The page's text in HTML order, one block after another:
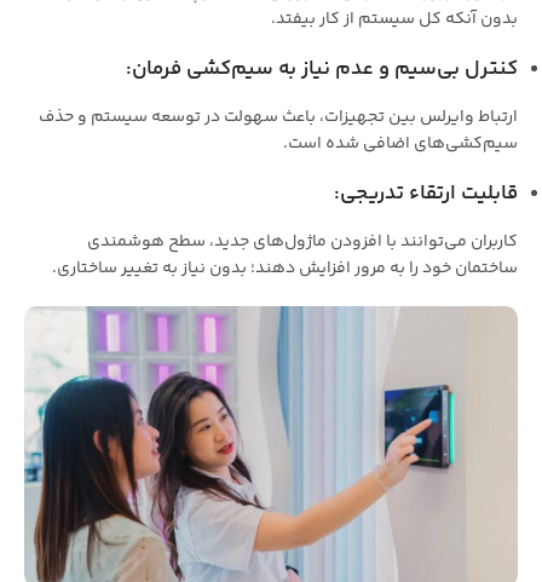
بدون آنکه کل سیستم از کار بیفتد.
کنترل بی‌سیم و عدم نیاز به سیم‌کشی فرمان:
ارتباط وایرلس بین تجهیزات، باعث سهولت در توسعه سیستم و حذف
سیم‌کشی‌های اضافی شده است.
قابلیت ارتقاء تدریجی:
کاربران می‌توانند با افزودن ماژول‌های جدید، سطح هوشمندی
ساختمان خود را به مرور افزایش دهند؛ بدون نیاز به تغییر ساختاری.